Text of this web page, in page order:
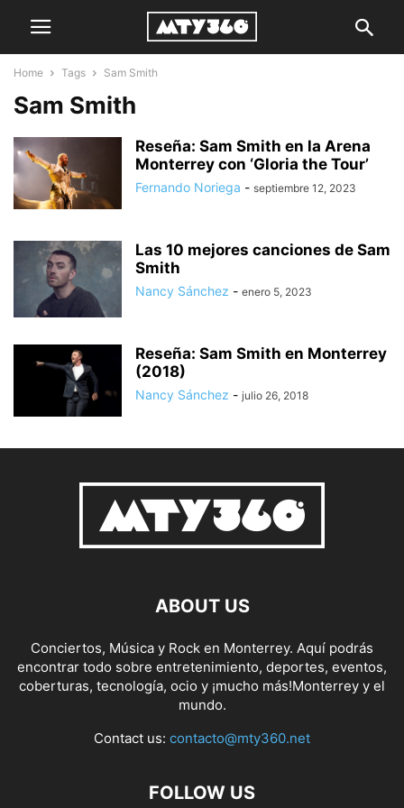
Home Tags Sam Smith
Sam Smith
Reseña: Sam Smith en la Arena
Monterrey con ‘Gloria the Tour’
Fernando Noriega - septiembre 12, 2023
Las 10 mejores canciones de Sam
Smith
Nancy Sánchez - enero 5, 2023
Reseña: Sam Smith en Monterrey
(2018)
Nancy Sánchez - julio 26, 2018
ABOUT US
Conciertos, Música y Rock en Monterrey. Aquí podrás
encontrar todo sobre entretenimiento, deportes, eventos,
coberturas, tecnología, ocio y ¡mucho más!Monterrey y el
mundo.
Contact us: contacto@mty360.net
FOLLOW US